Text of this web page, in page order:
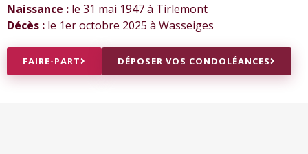
Naissance : le 31 mai 1947 à Tirlemont
Décès : le 1er octobre 2025 à Wasseiges
FAIRE-PART DÉPOSER VOS CONDOLÉANCES